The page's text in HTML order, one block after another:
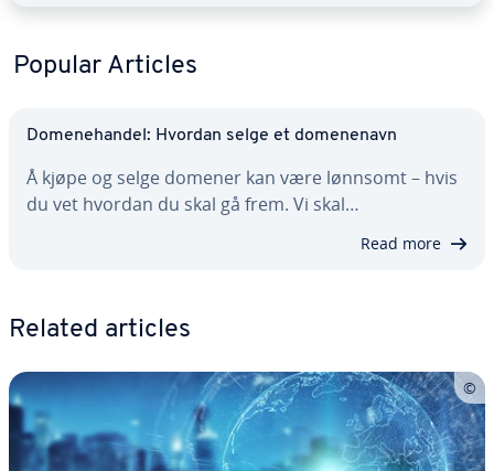
Popular Articles
Domenehandel: Hvordan selge et domenenavn
Å kjøpe og selge domener kan være lønnsomt – hvis
du vet hvordan du skal gå frem. Vi skal…
Read more
Related articles